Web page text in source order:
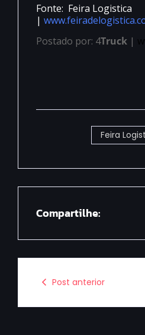
Fonte: Feira Logistica
|
Postado por: 4Truck |
Feira
Compartilhe:
Post anterior